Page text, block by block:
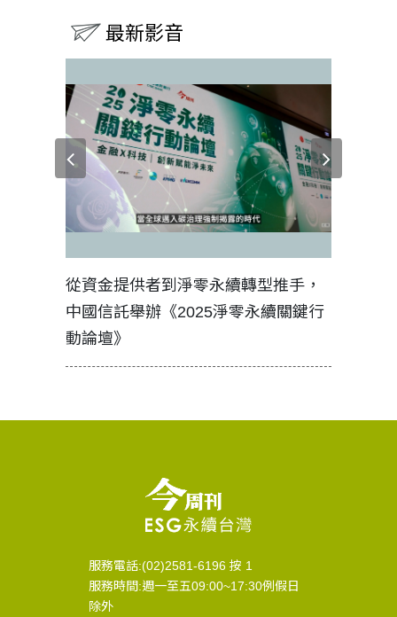
最新影音
從資金提供者到淨零永續轉型推手，
中國信託舉辦《2025淨零永續關鍵行
動論壇》
服務電話:(02)2581-6196 按 1
服務時間:週一至五09:00~17:30例假日
除外